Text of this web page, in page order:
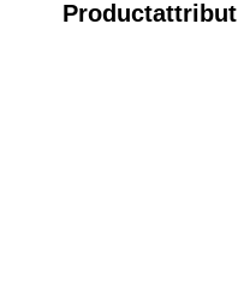
Productattribut